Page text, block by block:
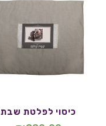
כיסוי לפלטת שבת